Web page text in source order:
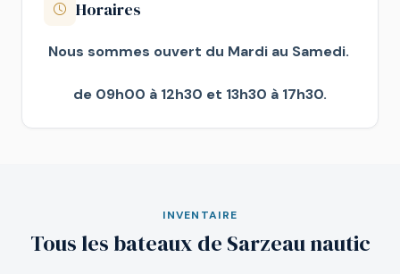
Horaires
Nous sommes ouvert du Mardi au Samedi.
de 09h00 à 12h30 et 13h30 à 17h30.
INVENTAIRE
Tous les bateaux de Sarzeau nautic